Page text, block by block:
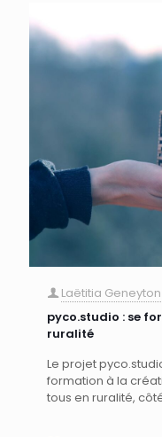
Laëtitia Geneyton
pyco.studio : se
ruralité
Le projet
formation à la
tous en ruralité,